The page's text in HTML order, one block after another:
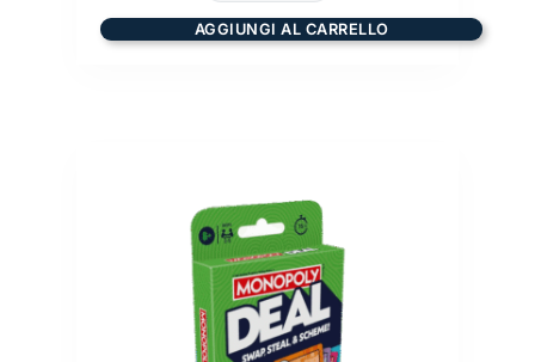
AGGIUNGI AL CARRELLO